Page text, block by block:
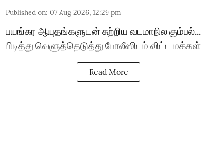
Published on: 07 Aug 2026, 12:29 pm
பயங்கர ஆயுதங்களுடன் சுற்றிய வடமாநில கும்பல்...
பிடித்து வெளுத்தெடுத்து போலீஸிடம் விட்ட மக்கள்
Read More